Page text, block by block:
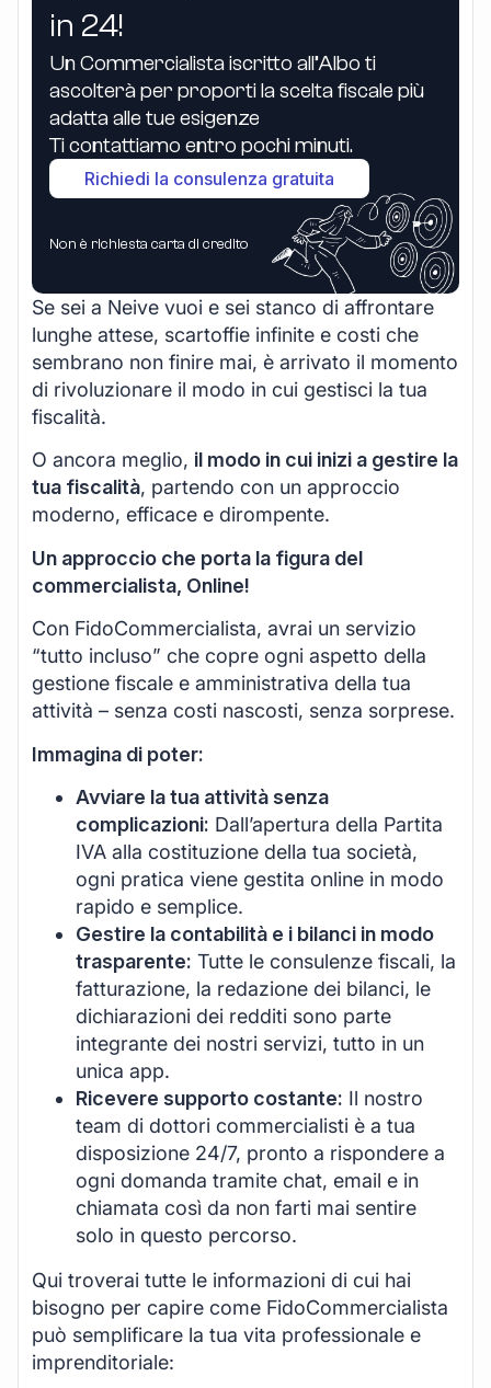
in 24!
Un Commercialista iscritto all’Albo ti
ascolterà per proporti la scelta fiscale più
adatta alle tue esigenze
Ti contattiamo entro pochi minuti.
Richiedi la consulenza gratuita
Non è richiesta carta di credito
Se sei a Neive vuoi e sei stanco di affrontare
lunghe attese, scartoffie infinite e costi che
sembrano non finire mai, è arrivato il momento
di rivoluzionare il modo in cui gestisci la tua
fiscalità.
O ancora meglio, il modo in cui inizi a gestire la
tua fiscalità, partendo con un approccio
moderno, efficace e dirompente.
Un approccio che porta la figura del
commercialista, Online!
Con FidoCommercialista, avrai un servizio
“tutto incluso” che copre ogni aspetto della
gestione fiscale e amministrativa della tua
attività – senza costi nascosti, senza sorprese.
Immagina di poter:
Avviare la tua attività senza
complicazioni: Dall’apertura della Partita
IVA alla costituzione della tua società,
ogni pratica viene gestita online in modo
rapido e semplice.
Gestire la contabilità e i bilanci in modo
trasparente: Tutte le consulenze fiscali, la
fatturazione, la redazione dei bilanci, le
dichiarazioni dei redditi sono parte
integrante dei nostri servizi, tutto in un
unica app.
Ricevere supporto costante: Il nostro
team di dottori commercialisti è a tua
disposizione 24/7, pronto a rispondere a
ogni domanda tramite chat, email e in
chiamata così da non farti mai sentire
solo in questo percorso.
Qui troverai tutte le informazioni di cui hai
bisogno per capire come FidoCommercialista
può semplificare la tua vita professionale e
imprenditoriale: